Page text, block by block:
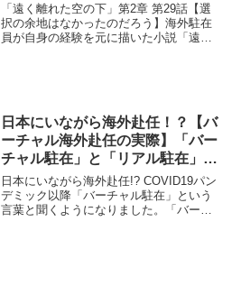
「遠く離れた空の下」第2章 第29話【選
択の余地はなかったのだろう】海外駐在
員が自身の経験を元に描いた小説「遠く
日本にいながら海外赴任！？【バ
ーチャル海外赴任の実際】「バー
チャル駐在」と「リアル駐在」両
方を経験してわかったメリット・
デメリット
日本にいながら海外赴任!? COVID19パン
デミック以降「バーチャル駐在」という
言葉と聞くようになりました。「バーチ